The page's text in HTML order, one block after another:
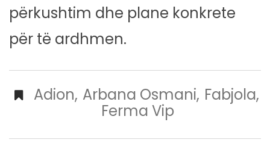
përkushtim dhe plane konkrete
për të ardhmen.
Adion, Arbana Osmani, Fabjola,
Ferma Vip